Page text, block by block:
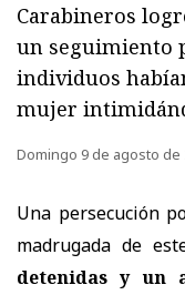
Carabineros
un seguimiento
individuos
mujer
Domingo 9 de agosto de
Una persecución
madrugada de
detenidas y un